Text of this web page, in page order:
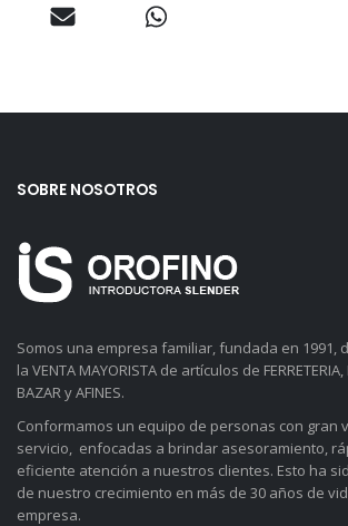
SOBRE NOSOTROS
Somos una empresa familiar, fundada en 1991,
la VENTA MAYORISTA de artículos de FERRETERIA,
BAZAR y AFINES.
Conformamos un equipo de personas con gran
servicio, enfocadas a brindar asesoramiento,
eficiente atención a nuestros clientes. Esto ha
de nuestro crecimiento en más de 30 años de
empresa.